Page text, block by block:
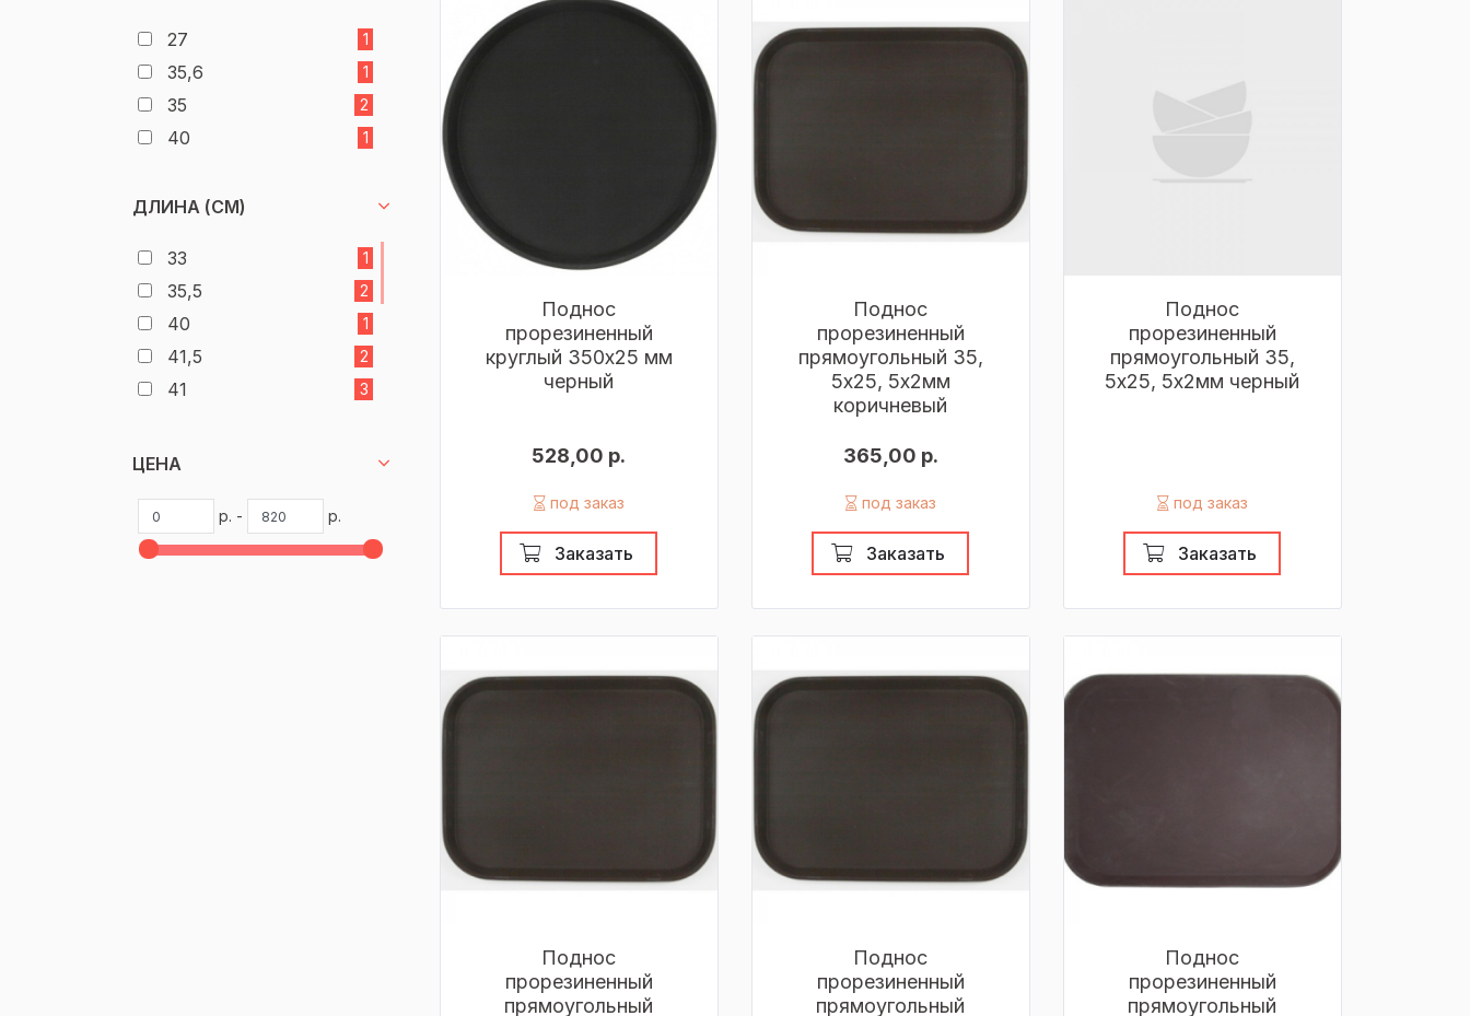
45 1
27 1
35,6 1
35 2
40 1
ДЛИНА (СМ)
33 1
35,5 2
40 1
41,5 2
41 3
45,5
49 3
ЦЕНА
р. - р.
Поднос
прорезиненный
круглый 350х25 мм
черный
528,00 р.
под заказ
Заказать
Поднос
прорезиненный
прямоугольный 35,
5х25, 5х2мм
коричневый
365,00 р.
под заказ
Заказать
Поднос
прорезиненный
прямоугольный 35,
5х25, 5х2мм черный
под заказ
Заказать
Поднос
прорезиненный
прямоугольный
Поднос
прорезиненный
прямоугольный
Поднос
прорезиненный
прямоугольный